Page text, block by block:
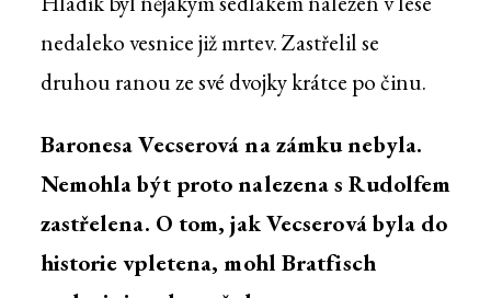
nedaleko vesnice již mrtev. Zastřelil se
druhou ranou ze své dvojky krátce po činu.
Baronesa Vecserová na zámku nebyla.
Nemohla být proto nalezena s Rudolfem
zastřelena. O tom, jak Vecserová byla do
historie vpletena, mohl Bratfisch